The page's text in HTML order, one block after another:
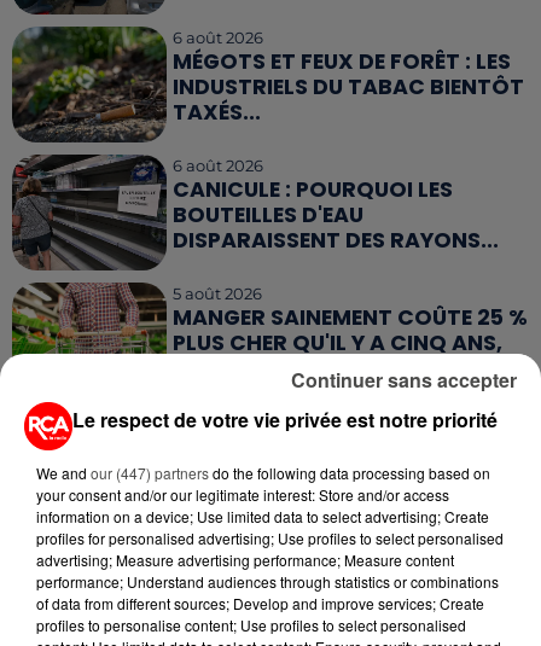
6 août 2026
MÉGOTS ET FEUX DE FORÊT : LES
INDUSTRIELS DU TABAC BIENTÔT
TAXÉS...
6 août 2026
CANICULE : POURQUOI LES
BOUTEILLES D'EAU
DISPARAISSENT DES RAYONS...
5 août 2026
MANGER SAINEMENT COÛTE 25 %
PLUS CHER QU'IL Y A CINQ ANS,
ALERTE L’ONU
5 août 2026
OFFRENT LE MEILLEUR RAPPORT...
Le respect de votre vie privée est notre priorité
We and our (447) partnersdo the following data processing based on
your consent and/or our legitimate interest: Store and/or access
information on a device; Use limited data to select advertising; Create
profiles for personalised advertising; Use profiles to select personalised
advertising; Measure advertising performance; Measure content
performance; Understand audiences through statistics or combinations
of data from different sources; Develop and improve services; Create
profiles to personalise content; Use profiles to select personalised
Continuer sans accepter